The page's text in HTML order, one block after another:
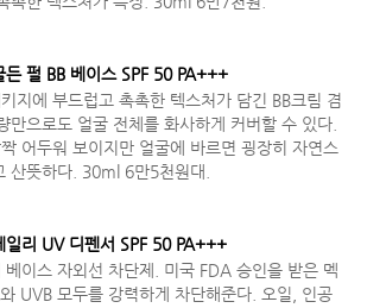
든 펄 BB 베이스 SPF 50 PA+++
지에 부드럽고 촉촉한 텍스처가 담긴 BB크림 겸
만으로도 얼굴 전체를 화사하게 커버할 수 있다.
어두워 보이지만 얼굴에 바르면 굉장히 자연스
산뜻하다. 30ml 6만5천원대.
일리 UV 디펜서 SPF 50 PA+++
이스 자외선 차단제. 미국 FDA 승인을 받은 멕
UVB 모두를 강력하게 차단해준다. 오일, 인공